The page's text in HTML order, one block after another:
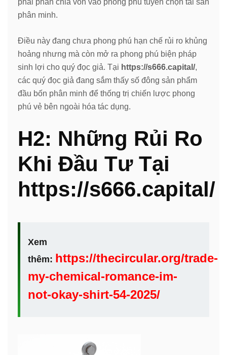
phải phân chia vốn vào phong phú tuyển chọn tài sản
phân minh.
Điều này đang chưa phong phú hạn chế rủi ro khủng
hoảng nhưng mà còn mở ra phong phú biện pháp
sinh lợi cho quý đọc giả. Tại https://s666.capital/,
các quý đọc giả đang sắm thấy số đông sản phẩm
đầu bốn phân minh để thống trị chiến lược phong
phú vẻ bên ngoài hóa tác dụng.
H2: Những Rủi Ro
Khi Đầu Tư Tại
https://s666.capital/
Xem
thêm: https://thecircular.org/trade-
my-chemical-romance-im-
not-okay-shirt-54-2025/